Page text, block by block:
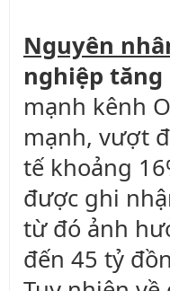
Nguyên
nghiệp tăng
mạnh kênh
mạnh, vượt
tế khoảng
được ghi
từ đó ảnh
đến 45 tỷ